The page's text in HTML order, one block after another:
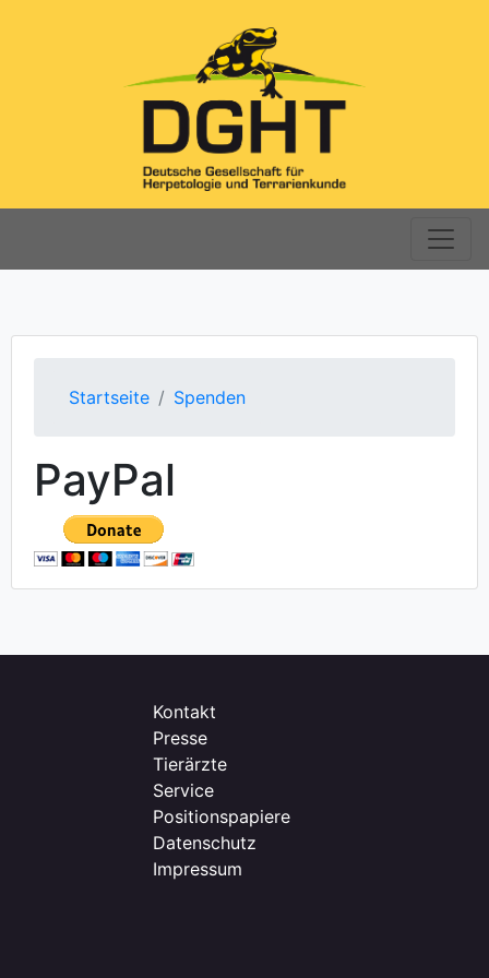
Startseite Spenden
PayPal
Kontakt
Presse
Tierärzte
Service
Positionspapiere
Datenschutz
Impressum